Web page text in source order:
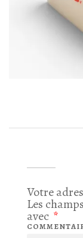
Votre
Les
avec *